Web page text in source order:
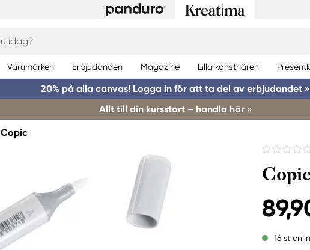
Varumärken Erbjudanden Magazine Lilla konstnären
20% på alla canvas! Logga in för att ta del av erbjudandet »
Allt till din kursstart – handla här »
Copic
16 st